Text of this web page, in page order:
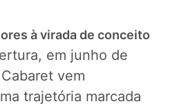
à virada de conceito
em junho de
vem
trajetória marcada